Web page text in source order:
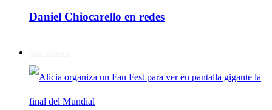
Daniel Chiocarello en redes